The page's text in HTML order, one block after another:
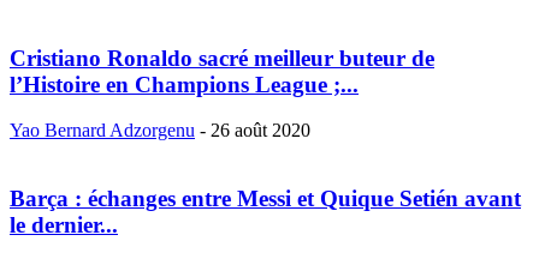
Cristiano Ronaldo sacré meilleur buteur de
l’Histoire en Champions League ;...
Yao Bernard Adzorgenu - 26 août 2020
Barça : échanges entre Messi et Quique Setién avant
le dernier...